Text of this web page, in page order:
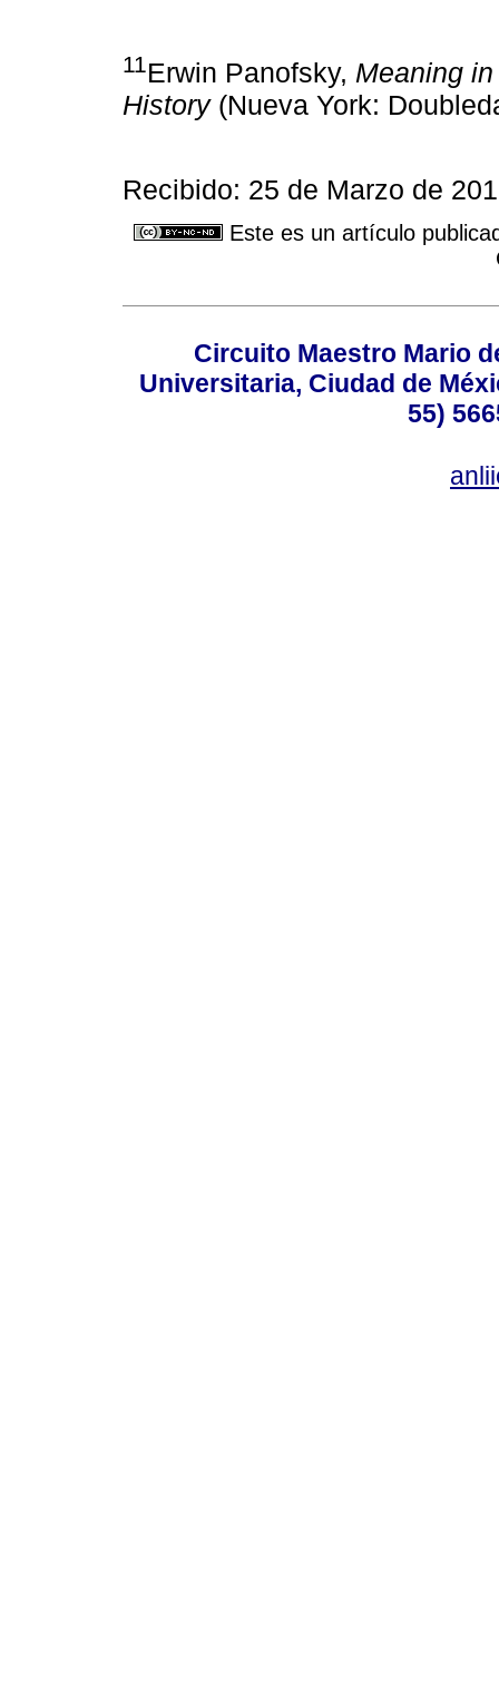
11Erwin Panofsky, Meaning
History(Nueva York:
Recibido: 25 de Marzo de
Este es un artículo
Circuito Maestro Mario
Universitaria, Ciudad de
55)